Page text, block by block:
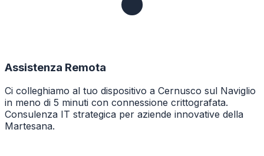
Assistenza Remota
Ci colleghiamo al tuo dispositivo a Cernusco sul Naviglio
in meno di 5 minuti con connessione crittografata.
Consulenza IT strategica per aziende innovative della
Martesana.